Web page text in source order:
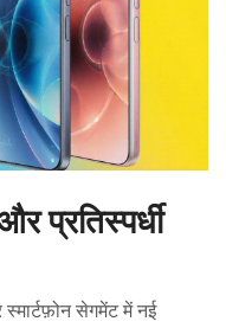
प्रतिस्पर्धी
सेगमेंट में नई